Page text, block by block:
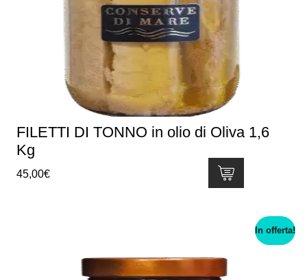
FILETTI DI TONNO in olio di Oliva 1,6
Kg
45,00€
In offerta!